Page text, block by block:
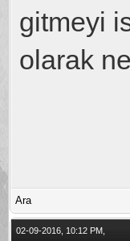
gitmeyi
olarak
Ara
02-09-2016, 10:12 PM,